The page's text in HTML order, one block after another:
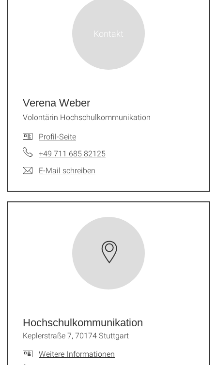
Verena Weber
Volontärin Hochschulkommunikation
Profil-Seite
+49 711 685 82125
E-Mail schreiben
Hochschulkommunikation
Keplerstraße 7, 70174 Stuttgart
Weitere Informationen